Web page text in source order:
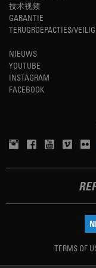
技术视频
GARANTIE
TERUGROEPACTIES/
NIEUWS
YOUTUBE
INSTAGRAM
FACEBOOK
TERMS OF